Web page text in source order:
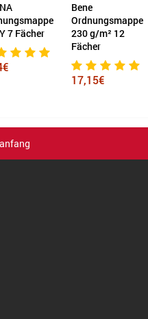
7 Fächer
Bene
Ordnungsmappe
230 g/m² 12
Fächer
17,15€